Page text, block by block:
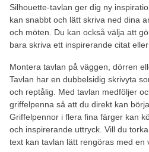
Silhouette-tavlan ger dig ny
kan snabbt och lätt skriva ned dina
och möten. Du kan också välja att
bara skriva ett inspirerande citat
Montera tavlan på väggen, dörren
Tavlan har en dubbelsidig skrivyta
och reptålig. Med tavlan medföljer
griffelpenna så att du direkt kan
Griffelpennor i flera fina färger kan
och inspirerande uttryck. Vill du
text kan tavlan lätt rengöras med en